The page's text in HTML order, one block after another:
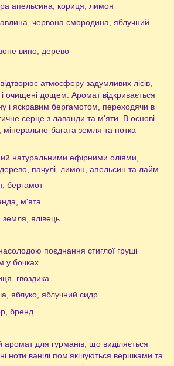
апельсина, кориця, лимон
червона смородина, яблучний
вино, дерево
атмосферу задумливих лісів,
очищені дощем. Аромат відкривається
і яскравим бергамотом, переходячи в
серце з лаванди та м'яти. В основі
багата земля та нотка
натуральними ефірними оліями,
пачулі, лимон, апельсин та лайм.
бергамот
м'ята
земля, ялівець
поєднання стиглої груші
у бочках.
гвоздика
яблуко, яблучний сидр
бренд
аромат для гурманів, що виділяється
ноти ванілі пом’якшуються вершками та